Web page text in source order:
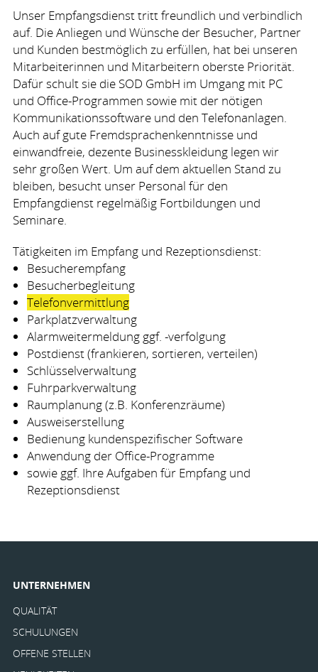
Unser Empfangsdienst tritt freundlich und verbindlich
auf. Die Anliegen und Wünsche der Besucher, Partner
und Kunden bestmöglich zu erfüllen, hat bei unseren
Mitarbeiterinnen und Mitarbeitern oberste Priorität.
Dafür schult sie die SOD GmbH im Umgang mit PC
und Office-Programmen sowie mit der nötigen
Kommunikationssoftware und den Telefonanlagen.
Auch auf gute Fremdsprachenkenntnisse und
einwandfreie, dezente Businesskleidung legen wir
sehr großen Wert. Um auf dem aktuellen Stand zu
bleiben, besucht unser Personal für den
Empfangdienst regelmäßig Fortbildungen und
Seminare.
Tätigkeiten im Empfang und Rezeptionsdienst:
Besucherempfang
Besucherbegleitung
Telefonvermittlung
Parkplatzverwaltung
Alarmweitermeldung ggf. -verfolgung
Postdienst (frankieren, sortieren, verteilen)
Schlüsselverwaltung
Fuhrparkverwaltung
Raumplanung (z.B. Konferenzräume)
Ausweiserstellung
Bedienung kundenspezifischer Software
Anwendung der Office-Programme
sowie ggf. Ihre Aufgaben für Empfang und
Rezeptionsdienst
UNTERNEHMEN
QUALITÄT
SCHULUNGEN
OFFENE STELLEN